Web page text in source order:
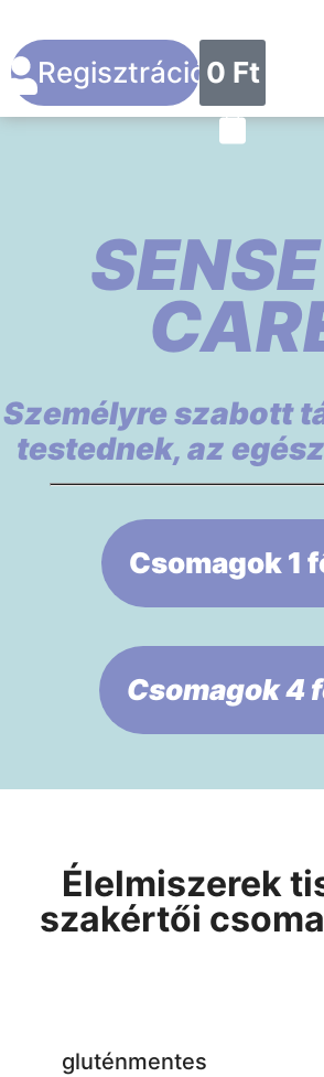
Regisztráció 0 Ft
Személyre szabott
testednek, az
Csomagok 1
Csomagok 4
Élelmiszerek
szakértői
gluténmentes